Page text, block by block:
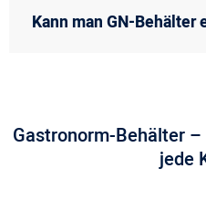
Kann man GN-Behälter
Gastronorm-Behälter
jede